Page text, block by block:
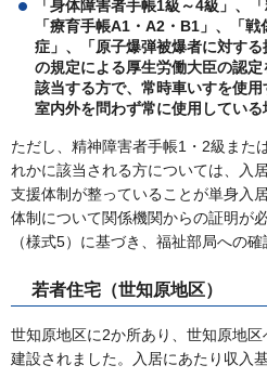
「身体障害者手帳1級～4級」、
「療育手帳A1・A2・B1」、「
症」、「原子爆弾被爆者に対す
の規定による厚生労働大臣の認
該当する方で、常時車いすを使用
室内外を問わず常に使用している
ただし、精神障害者手帳1・2級また
れかに該当される方については、入
支援体制が整っていることが単身入
体制について関係機関からの証明が
（様式5）に基づき、福祉部局への
若者住宅（世知原地区）
世知原地区に2か所あり、世知原地
建設されました。入居にあたり収入